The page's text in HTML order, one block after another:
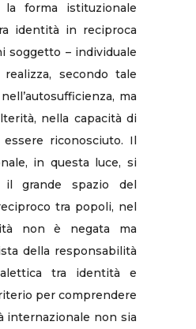
la forma istituzionale
identità in reciproca
soggetto – individuale
secondo tale
ma
nella capacità di
riconosciuto. Il
in questa luce, si
il grande spazio del
tra popoli, nel
non è negata ma
della responsabilità
tra identità e
per comprendere
internazionale non sia